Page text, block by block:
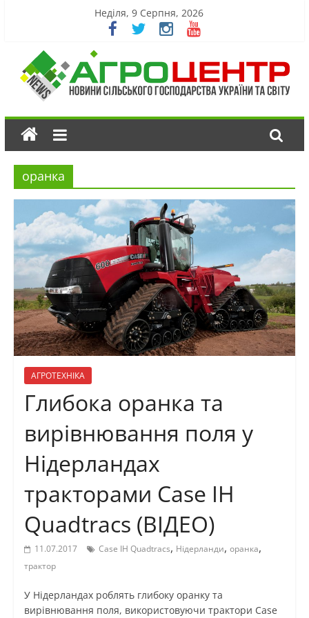
Неділя, 9 Серпня, 2026
оранка
АГРОТЕХНІКА
Глибока оранка та
вирівнювання поля у
Нідерландах
тракторами Case IH
Quadtracs (ВІДЕО)
11.07.2017 Case IH Quadtracs, Нідерланди, оранка,
трактор
У Нідерландах роблять глибоку оранку та
вирівнювання поля, використовуючи трактори Case